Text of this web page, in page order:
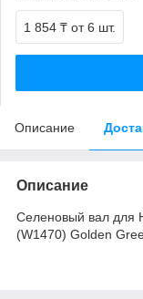
1 854 ₸ от 6 шт.
Описание
Описание
Селеновый вал для
(W1470) Golden